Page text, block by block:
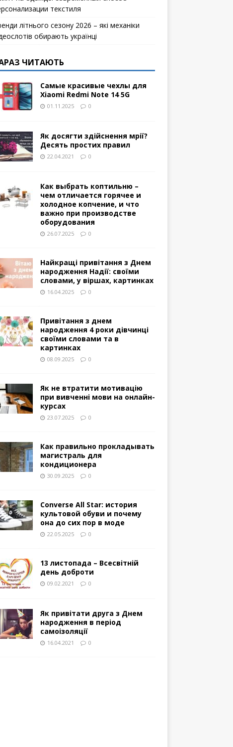
текстиля
літнього сезону 2026 – які механіки
обирають українці
ЧИТАЮТЬ
Самые красивые чехлы для
Xiaomi Redmi Note 14 5G
01.11.2025 0
Як досягти здійснення мрії?
Десять простих правил
22.04.2021 0
Как выбрать коптильню –
чем отличается горячее и
холодное копчение, и что
важно при производстве
оборудования
26.07.2025 0
Найкращі привітання з Днем
народження Надії: своїми
словами, у віршах, картинках
16.04.2025 0
Привітання з днем
народження 4 роки дівчинці
своїми словами та в
картинках
08.09.2025 0
Як не втратити мотивацію
при вивченні мови на онлайн-
курсах
23.07.2025 0
Как правильно прокладывать
магистраль для
кондиционера
30.09.2025 0
Converse All Star: история
культовой обуви и почему
она до сих пор в моде
22.05.2025 0
13 листопада – Всесвітній
день доброти
09.02.2021 0
Як привітати друга з Днем
народження в період
самоізоляції
16.04.2021 0